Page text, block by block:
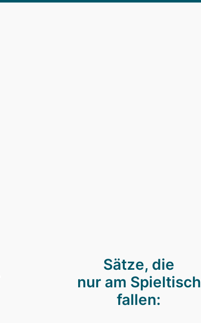
Sätze, die
nur am Spieltisch
fallen: